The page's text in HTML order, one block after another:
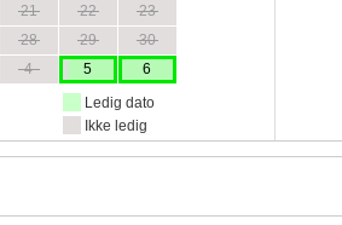
21 22
23
28 29
30
4 5
6
Ledig dato
Ikke ledig